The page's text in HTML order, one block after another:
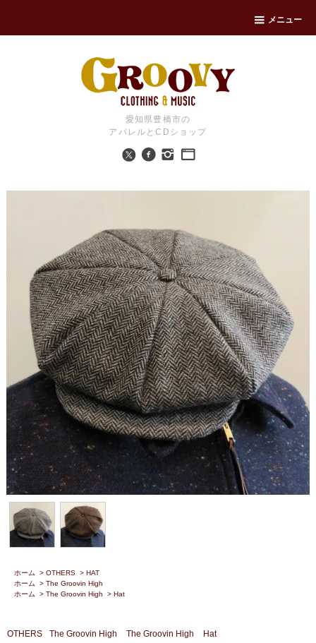
メニュー
愛知県豊橋市の
アパレルとCDショップ
ホーム > OTHERS > HAT
ホーム
> The Groovin High
ホーム
> The Groovin High > Hat
OTHERS The Groovin High The Groovin High Hat